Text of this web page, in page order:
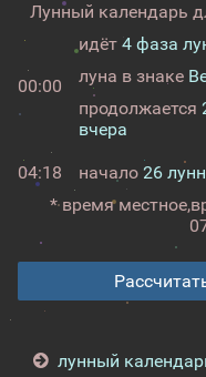
Лунный календарь
00:00
идёт 4 фаза
луна в знаке
продолжается
вчера
04:18 начало 26
* время местное,
лунный